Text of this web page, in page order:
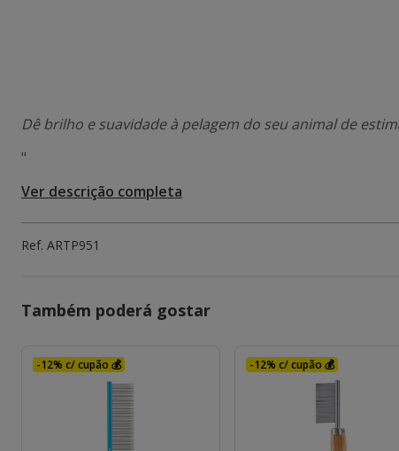
Dê brilho e suavidade à pelagem do seu animal de
"
Ver descrição completa
Ref. ARTP951
Também poderá gostar
-12% c/ cupão 💰 -12% c/ cupão 💰